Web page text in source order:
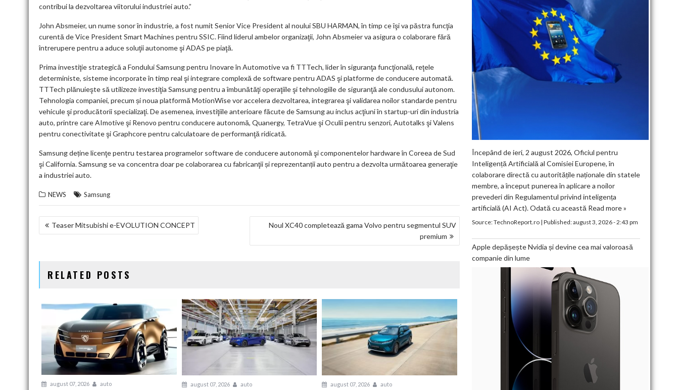
contribui la dezvoltarea viitorului industriei auto.”
John Absmeier, un nume sonor în industrie, a fost numit Senior Vice President al noului SBU HARMAN, în timp ce îşi va păstra funcţia
curentă de Vice President Smart Machines pentru SSIC. Fiind liderul ambelor organizaţii, John Absmeier va asigura o colaborare fără
întrerupere pentru a aduce soluţii autonome şi ADAS pe piaţă.
Prima investiţie strategică a Fondului Samsung pentru Inovare în Automotive va fi TTTech, lider în siguranţa funcţională, reţele
deterministe, sisteme incorporate în timp real şi integrare complexă de software pentru ADAS şi platforme de conducere automată.
TTTech plănuieşte să utilizeze investiţia Samsung pentru a îmbunătăţi operaţiile şi tehnologiile de siguranţă ale condusului autonom.
Tehnologia companiei, precum și noua platformă MotionWise vor accelera dezvoltarea, integrarea şi validarea noilor standarde pentru
vehicule şi producătorii specializaţi. De asemenea, investiţiile anterioare făcute de Samsung au inclus acţiuni în startup-uri din industria
auto, printre care AImotive şi Renovo pentru conducere autonomă, Quanergy, TetraVue şi Oculii pentru senzori, Autotalks şi Valens
pentru conectivitate şi Graphcore pentru calculatoare de performanţă ridicată.
Samsung deține licenţe pentru testarea programelor software de conducere autonomă şi componentelor hardware în Coreea de Sud
şi California. Samsung se va concentra doar pe colaborarea cu fabricanţii și reprezentanții auto pentru a dezvolta următoarea generaţie
a industriei auto.
NEWS Samsung
NAVIGARE
Teaser Mitsubishi e-EVOLUTION CONCEPT
Noul XC40 completează gama Volvo pentru segmentul SUV
premium
RELATED POSTS
august 07, 2026
auto
august 07, 2026
auto
august 07, 2026
auto
Începând de ieri, 2 august 2026, Oficiul pentru
Inteligență Artificială al Comisiei Europene, în
colaborare directă cu autoritățile naționale din statele
membre, a început punerea în aplicare a noilor
prevederi din Regulamentul privind inteligența
artificială (AI Act). Odată cu această Read more »
Source:TechnoReport.ro| Published:august 3, 2026 - 2:43 pm
Apple depășește Nvidia și devine cea mai valoroasă
companie din lume